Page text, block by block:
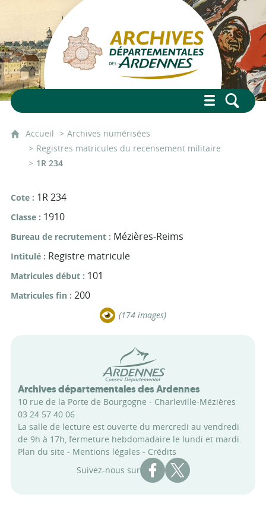
Accueil
Archives numérisées
Registres matricules du recensement militaire
1R 234
Cote 1R 234
Classe 1910
Bureau de recrutement Mézières-Reims
Intitulé Registre matricule
Matricules début 101
Matricules fin 200
(174 images)
Conseil départemental des
Archives départementales des Ardennes
10 rue de la Porte de Bourgogne - Charleville-Mézières
03 24 57 40 06
La salle de lecture est ouverte du mercredi au vendredi
de 9h à 17h, fermeture hebdomadaire le lundi et mardi.
Plan du site - Mentions légales - Crédits
Suivez-nous sur
Compte Facebook des
Compte X des